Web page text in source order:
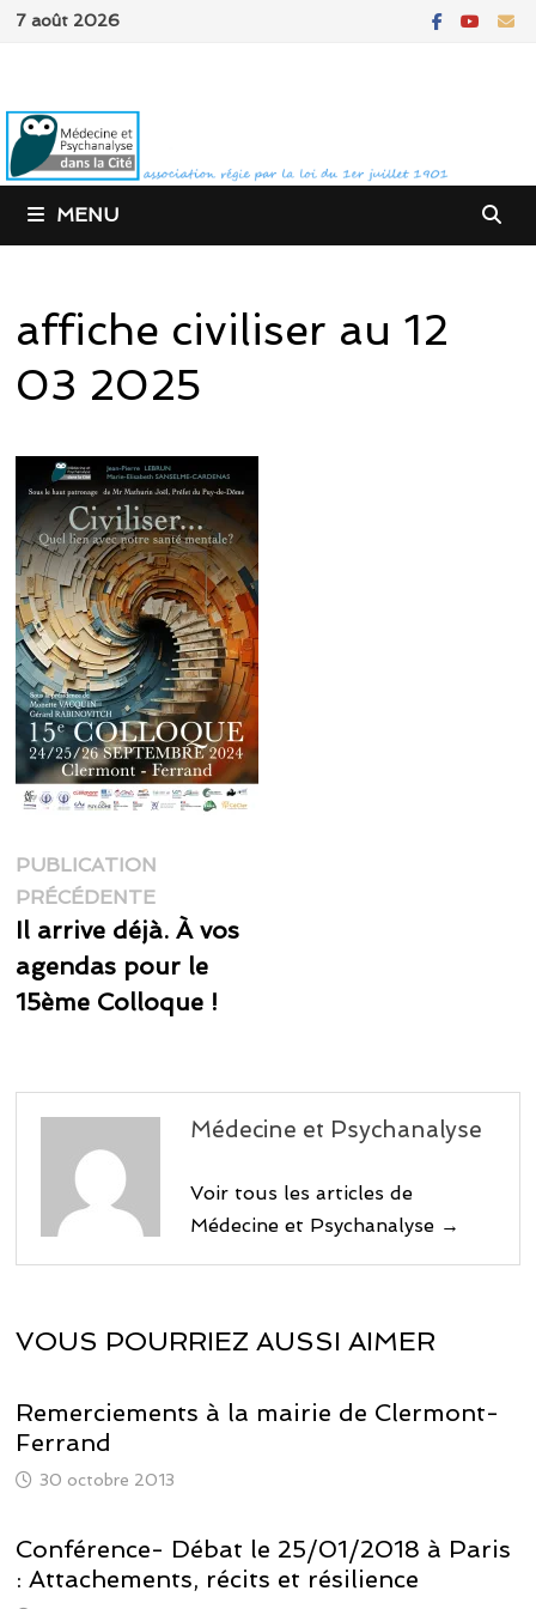
Passer
7 août 2026
MENU
affiche civiliser au 12
03 2025
Navigation
de
l’article
PUBLICATION
PRÉCÉDENTEPublication
précédente :
Il arrive déjà. À vos
agendas pour le
15ème Colloque !
Médecine et Psychanalyse
Voir tous les articles de
Médecine et Psychanalyse →
VOUS POURRIEZ AUSSI AIMER
Remerciements à la mairie de Clermont-
Ferrand
30 octobre 2013
Conférence- Débat le 25/01/2018 à Paris
: Attachements, récits et résilience